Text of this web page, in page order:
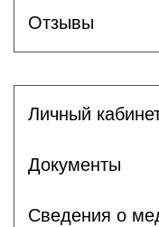
Отзывы
Личный
Документы
Сведения о